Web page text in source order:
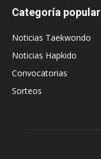
Categoría popular
Noticias Taekwondo
Noticias Hapkido
Convocatorias
Sorteos